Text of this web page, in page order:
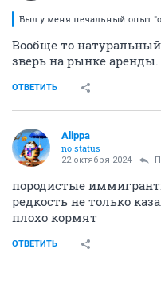
Был у меня печальный опыт
Вообще то
зверь на рынке аренды.
ОТВЕТИТЬ
Alippa
no status
22 октября 2024
породистые
редкость не только
плохо кормят
ОТВЕТИТЬ